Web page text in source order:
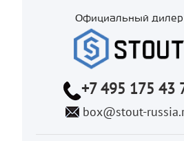
Официальный дилер
+7 495 175 43
box@stout-